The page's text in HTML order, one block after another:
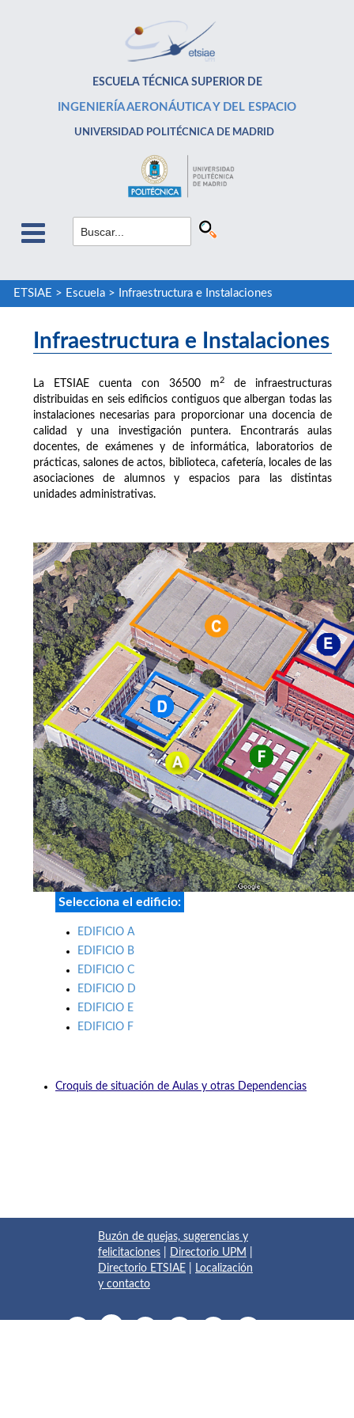
ESCUELA TÉCNICA SUPERIOR DE
INGENIERÍA AERONÁUTICA Y DEL ESPACIO
UNIVERSIDAD POLITÉCNICA DE MADRID
ETSIAE > Escuela> Infraestructura e Instalaciones
Infraestructura e Instalaciones
La ETSIAE cuenta con 36500 m2
de infraestructuras
distribuidas en seis edificios contiguos que albergan todas las
instalaciones necesarias para proporcionar una docencia de
calidad y una investigación puntera. Encontrarás aulas
docentes, de exámenes y de informática, laboratorios de
prácticas, salones de actos, biblioteca, cafetería, locales de las
asociaciones de alumnos y espacios para las distintas
unidades administrativas.
Selecciona el edificio:
EDIFICIO A
EDIFICIO B
EDIFICIO C
EDIFICIO D
EDIFICIO E
EDIFICIO F
Croquis de situación de Aulas y otras Dependencias
Buzón de quejas, sugerencias y
felicitaciones
Directorio UPM
Directorio ETSIAE
Localización
y contacto